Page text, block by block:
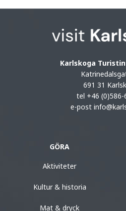
Karlskoga
691 31
tel +46 (0)586-
e-post
GÖRA
Aktiviteter
Kultur & historia
Mat & dryck